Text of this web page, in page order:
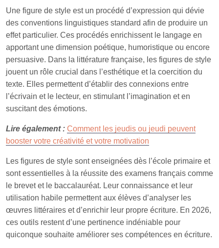
Une figure de style est un procédé d’expression qui dévie
des conventions linguistiques standard afin de produire un
effet particulier. Ces procédés enrichissent le langage en
apportant une dimension poétique, humoristique ou encore
persuasive. Dans la littérature française, les figures de style
jouent un rôle crucial dans l’esthétique et la coercition du
texte. Elles permettent d’établir des connexions entre
l’écrivain et le lecteur, en stimulant l’imagination et en
suscitant des émotions.
Lire également : Comment les jeudis ou jeudi peuvent
booster votre créativité et votre motivation
Les figures de style sont enseignées dès l’école primaire et
sont essentielles à la réussite des examens français comme
le brevet et le baccalauréat. Leur connaissance et leur
utilisation habile permettent aux élèves d’analyser les
œuvres littéraires et d’enrichir leur propre écriture. En 2026,
ces outils restent d’une pertinence indéniable pour
quiconque souhaite améliorer ses compétences en écriture.